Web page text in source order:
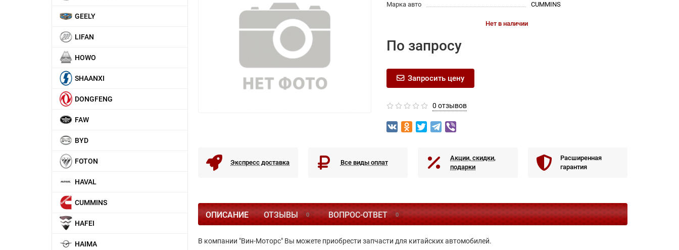
GEELY
LIFAN
HOWO
SHAANXI
DONGFENG
FAW
BYD
FOTON
HAVAL
CUMMINS
HAFEI
HAIMA
Марка авто CUMMINS
Нет в наличии
По запросу
Запросить цену
0 отзывов
Экспресс доставка Все виды оплат
Акции, скидки,
подарки
Расширенная
гарантия
ОПИСАНИЕ ОТЗЫВЫ 0 ВОПРОС-ОТВЕТ 0
В компании "Вин-Моторс" Вы можете приобрести запчасти для китайских автомобилей.